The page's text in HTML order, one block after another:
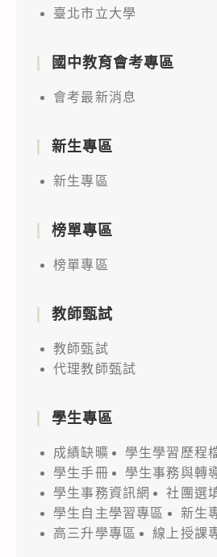
臺北市立大學
國中教育會考專區
會考最新消息
新生專區
新生專區
榜單專區
榜單專區
教師甄試
教師甄試
代理教師甄試
學生專區
成績缺曠
學生學習歷程
學生手冊
學生事務與轉
學生事務資訊網
社團選
學生自主學習專區
新生
高三升學專區
線上授課